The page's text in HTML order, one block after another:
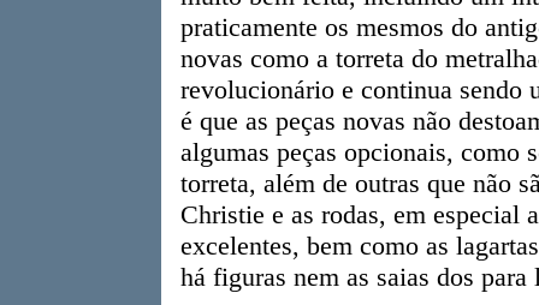
praticamente os mesmos do
novas como a torreta do
revolucionário e continua sendo
é que as peças novas não
algumas peças opcionais, como
torreta, além de outras que não
Christie e as rodas, em especial
excelentes, bem como as
há figuras nem as saias dos